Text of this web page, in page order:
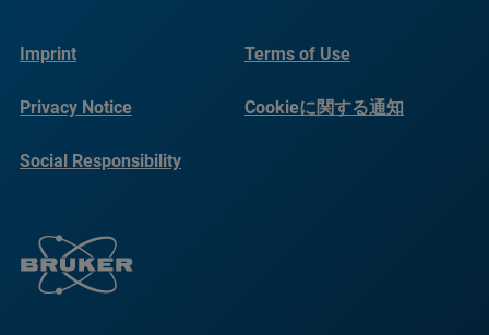
Imprint Terms of Use
Privacy Notice Cookieに関する通知
Social Responsibility